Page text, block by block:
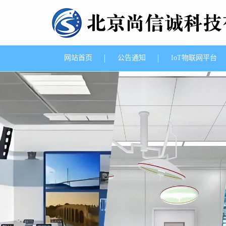
网站首页 公告通知 IoT物联网平台